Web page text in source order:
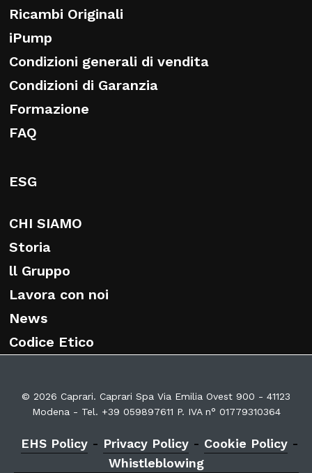
Ricambi Originali
iPump
Condizioni generali di vendita
Condizioni di Garanzia
Formazione
FAQ
ESG
CHI SIAMO
Storia
ll Gruppo
Lavora con noi
News
Codice Etico
© 2026 Caprari. Caprari Spa Via Emilia Ovest 900 - 41123
Modena - Tel. +39 059897611 P. IVA n° 01779310364
EHS Policy- Privacy Policy- Cookie Policy-
Whistleblowing